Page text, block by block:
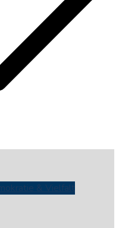
& Vielfalt